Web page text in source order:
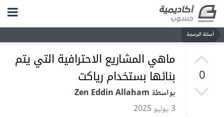
أسئلة البرمجة
0
ماهي المشاريع الاحترافية التي يتم
بنائها بستخدام رياكت
بواسطة Zen Eddin Allaham
3 يوليو 2025